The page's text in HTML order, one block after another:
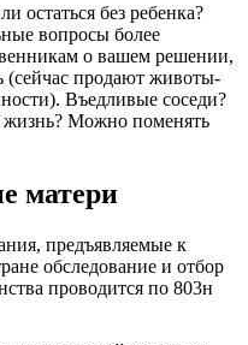
остаться без ребенка?
вопросы более
о вашем решении,
(сейчас продают животы-
Въедливые соседи?
жизнь? Можно поменять
матери
предъявляемые к
обследование и отбор
проводится по 803н